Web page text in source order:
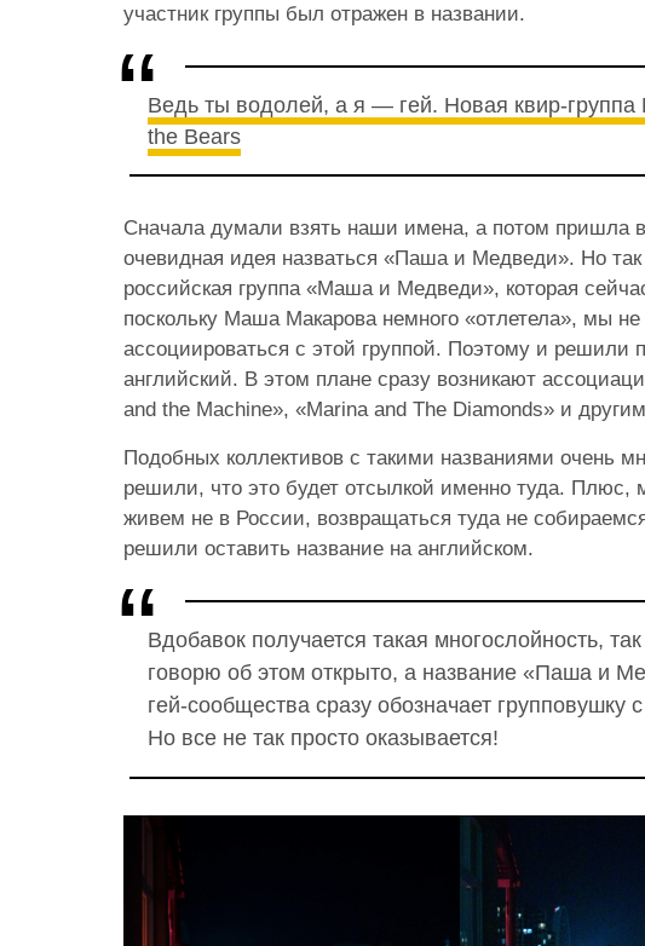
участник группы был отражен в названии.
Ведь ты водолей, а я — гей. Новая квир-группа
the Bears
Сначала думали взять наши имена, а потом пришла
очевидная идея назваться «Паша и Медведи». Но так
российская группа «Маша и Медведи», которая
поскольку Маша Макарова немного «отлетела», мы не
ассоциироваться с этой группой. Поэтому и решили
английский. В этом плане сразу возникают
and the Machine», «Marina and The Diamonds» и
Подобных коллективов с такими названиями очень
решили, что это будет отсылкой именно туда. Плюс,
живем не в России, возвращаться туда не
решили оставить название на английском.
Вдобавок получается такая многослойность, так
говорю об этом открыто, а название «Паша и
гей-сообщества сразу обозначает групповушку
Но все не так просто оказывается!